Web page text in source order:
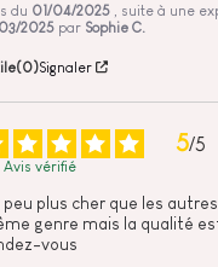
du 01/04/2025
, suite à une
2025 par Sophie C.
(0)Signaler
5/5
Avis vérifié
peu plus cher que les
genre mais la qualité
vous